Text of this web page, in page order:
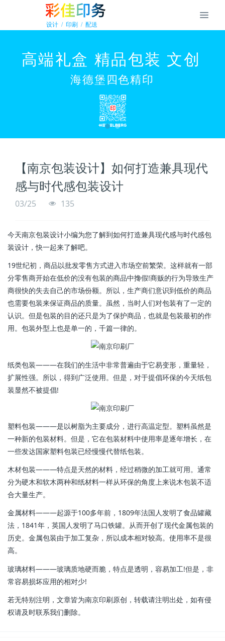
【南京包装设计】如何打造兼具现代
感与时代感包装设计
03/25 135
今天南京包装设计小编为您了解到如何打造兼具现代感与时代感包
装设计，快一起来了解吧。
19世纪初，商品以批发零售方式进入市场空前繁荣。这样就有一部
分零售商开始在低价的没有包装的商品中搀假!商贩的行为导致生产
商很快的失去自己的市场份额。所以，生产商们意识到低价的商品
也需要包装来保证商品的质量。虽然，当时人们对包装有了一定的
认识。但是包装的目的还只是为了保护商品，也就是包装最初的作
用。包装外型上也是单一的，千篇一律的。
纸类包装―――在我们的生活中非常普遍由于它易变形，重量轻，
扩展性强。所以，得到广泛使用。但是，对于提倡环保的今天纸包
装显然不被提倡!
塑料包装―――是以树脂为主要成分，进行高温定型。塑料虽然是
一种新的包装材料。但是，它在包装材料中使用率是逐年增长，在
一些发达国家塑料包装已经慢慢代替纸包装。
木材包装―――特点是天然的材料，经过稍微的加工就可用。通常
分为硬木和软木两种和纸材料一样从环保的角度上来说木包装不适
合大量生产。
金属材料―――起源于100多年前，1809年法国人发明了食品罐藏
法，1841年，英国人发明了马口铁罐。从而开创了现代金属包装的
历史。金属包装由于加工复杂，所以成本相对较高。使用率不是很
高。
玻璃材料―――玻璃质地硬而脆，特点是透明，容易加工!但是，非
常容易损坏应用的相对少!
若无特别注明，文章皆为南京印刷原创，转载请注明出处，如有侵
权请及时联系我们删除。